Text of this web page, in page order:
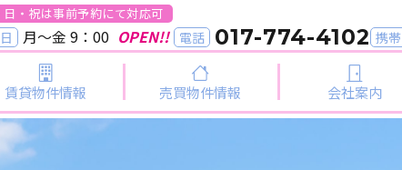
日・祝は事前予約にて対応可
月～金 9：00 OPEN!! 電話 017-774-4102 携帯
賃貸物件情報 売買物件情報 会社案内